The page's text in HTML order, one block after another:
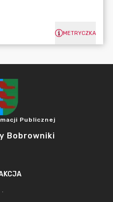
METRYCZKA
Publicznej
Bobrowniki
.